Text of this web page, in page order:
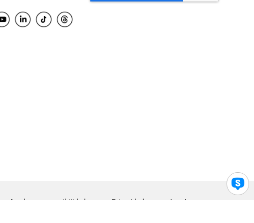
Ayuda para accesibilidad Privacidad Legal